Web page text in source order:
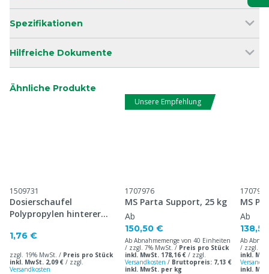
Spezifikationen
Hilfreiche Dokumente
Ähnliche Produkte
1509731
Dosierschaufel
Polypropylen hinterer
1,76 €
zzgl. 19% MwSt. / Preis pro Stück
inkl. MwSt. 2,09 € / zzgl.
Versandkosten
Unsere Empfehlung
1707976
MS Parta Support, 25 kg
Ab
150,50 €
Ab Abnahmemenge von 40 Einheiten
/ zzgl. 7% MwSt. / Preis pro Stück
inkl. MwSt. 178,16 € / zzgl.
Versandkosten / Bruttopreis: 7,13 €
inkl. MwSt. per kg
1707981
MS
Ab
Ab
/ zzgl.
inkl.
inkl.